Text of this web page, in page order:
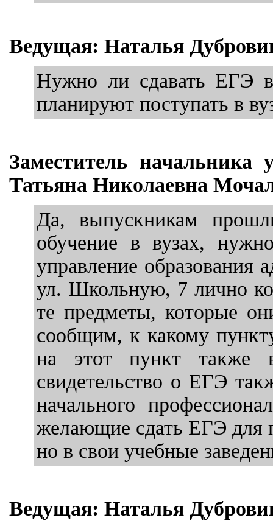
Ведущая: Наталья
Нужно ли сдавать ЕГЭ
планируют поступать в
Заместитель начальника
Татьяна Николаевна
Да, выпускникам
обучение в вузах,
управление образования
ул. Школьную, 7 лично ко
те предметы, которые
сообщим, к какому
на этот пункт также
свидетельство о ЕГЭ
начального
желающие сдать ЕГЭ для
но в свои учебные
Ведущая: Наталья